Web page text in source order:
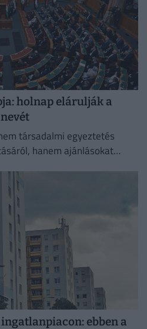
holnap elárulják a
társadalmi egyeztetés
hanem ajánlásokat
ebben a